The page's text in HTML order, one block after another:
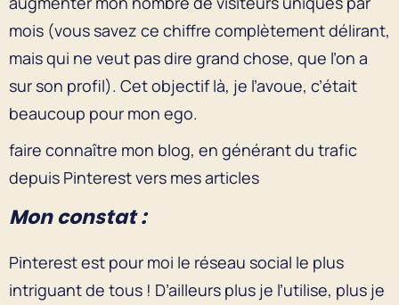
mois (vous savez ce chiffre complètement délirant,
mais qui ne veut pas dire grand chose, que l’on a
sur son profil). Cet objectif là, je l’avoue, c’était
beaucoup pour mon ego.
faire connaître mon blog, en générant du trafic
depuis Pinterest vers mes articles
Mon constat :
Pinterest est pour moi le réseau social le plus
intriguant de tous ! D’ailleurs plus je l’utilise, plus je